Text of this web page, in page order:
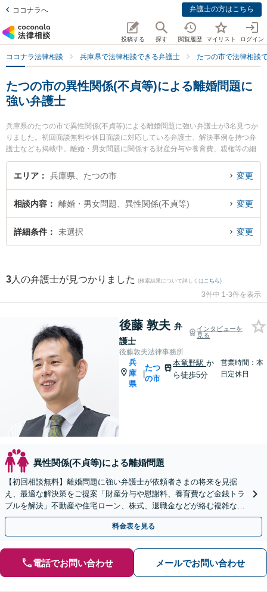
ココナラへ 弁護士の方はこちら
投稿する 探す 閲覧履歴 マイリスト ログイン
ココナラ法律相談 兵庫県で法律相談できる弁護士 たつの市で法律相談
たつの市の異性関係(不貞等)による離婚問題に
強い弁護士
兵庫県のたつの市で異性関係(不貞等)による離婚問題に強い弁護士が3名見つか
りました。初回面談無料や休日面談に対応している弁護士、解決事例を持つ弁
護士なども掲載中。離婚・男女問題に関係する財産分与や養育費、親権等の細
かな分野での絞り込み検索もでき便利です。特に後藤敦夫法律事務所の後藤 敦
夫弁護士や西はりま法律事務所の佐古井 啓太弁護士、後藤敦夫法律事務所の是
ブルを今すぐに弁護士に相談したい』『異性関係(不貞等)による離婚問題のトラ
ブル解決の実績豊富な近くの弁護士を検索したい』『初回相談無料で異性関係
(不貞等)による離婚問題を法律相談できるたつの市内の弁護士に相談予約した
エリア 兵庫県、たつの市 変更
相談内容 離婚・男女問題、異性関係(不貞等) 変更
詳細条件 未選択 変更
3 人の弁護士が見つかりました (検索結果について詳しくは こちら)
3件中 1-3件を表示
後藤 敦夫 弁
護士
インタビューを
見る
後藤敦夫法律事務所
兵
庫
県
|
たつ
の市
本竜野駅か
ら徒歩5分
営業時間：本
日定休日
異性関係(不貞等)による離婚問題
【初回相談無料】離婚問題に強い弁護士が依頼者さまの将来を見据
え、最適な解決策をご提案「財産分与や慰謝料、養育費など金銭トラ
ブルを解決」不動産や住宅ローン、株式、退職金などが絡む複雑な問
題もお任せください【子連れ相談可】【本竜野駅5分】
料金表を見る
電話でお問い合わせ メールでお問い合わせ